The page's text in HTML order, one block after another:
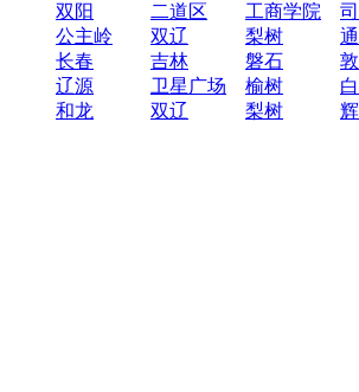
双阳 二道区 工商学院
公主岭 双辽 梨树
长春 吉林 磐石
辽源 卫星广场 榆树
和龙 双辽 梨树